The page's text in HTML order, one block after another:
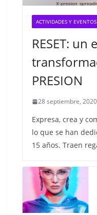
ACTIVIDADES Y EVENTOS
RESET: un
PRESION
28 septiembre, 2020
Expresa, crea y
lo que se han
15 años. Traen